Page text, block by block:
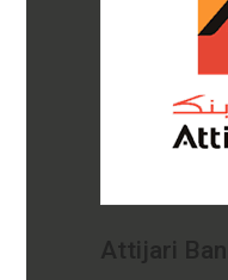
Attijari